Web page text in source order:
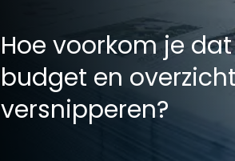
Hoe voorkom je
budget en overzicht
versnipperen?